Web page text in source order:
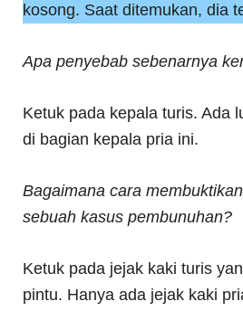
kosong. Saat ditemukan, dia
Apa penyebab sebenarnya
Ketuk pada kepala turis. Ada
di bagian kepala pria ini.
Bagaimana cara
sebuah kasus pembunuhan?
Ketuk pada jejak kaki turis
pintu. Hanya ada jejak kaki